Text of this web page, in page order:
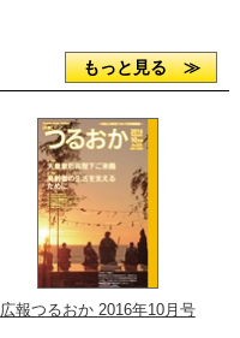
もっと見る ≫
広報つるおか 2016年10月号